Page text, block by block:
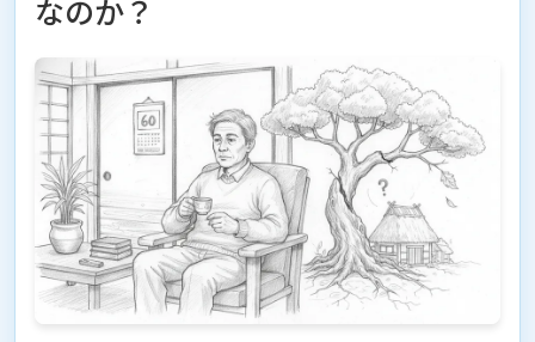
なのか？